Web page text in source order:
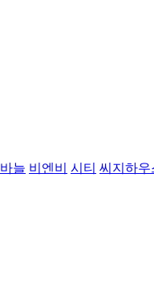
바늘 비엔비 시티 씨지하우